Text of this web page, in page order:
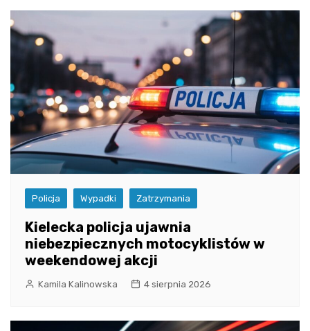
Policja Wypadki Zatrzymania
Kielecka policja ujawnia
niebezpiecznych motocyklistów w
weekendowej akcji
Kamila Kalinowska 4 sierpnia 2026